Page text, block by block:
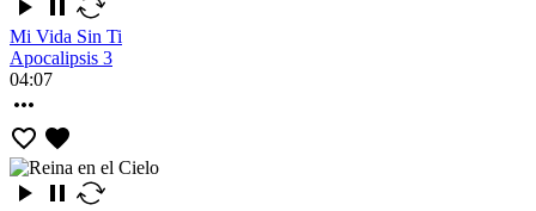
Mi Vida Sin Ti
Apocalipsis 3
04:07